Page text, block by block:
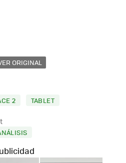
ORIGINAL
2 TABLET